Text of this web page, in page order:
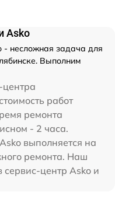
Asko
несложная задача для
Выполним
работ
ремонта
- 2 часа.
выполняется на
ремонта. Наш
сервис-центр Asko и